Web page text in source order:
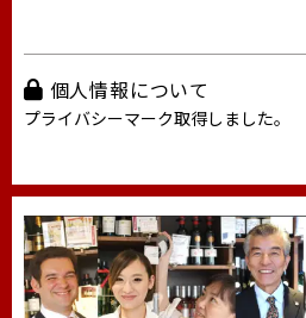
個人情報について
プライバシーマーク取得しました。